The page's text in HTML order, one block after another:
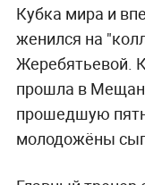
Кубка мира и
женился на
Жеребятьевой.
прошла в
прошедшую
молодожёны